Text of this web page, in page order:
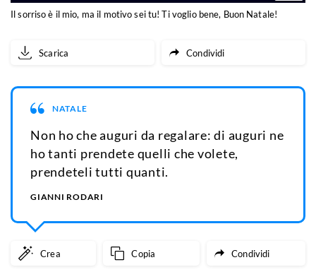
Il sorriso è il mio, ma il motivo sei tu! Ti voglio bene, Buon Natale!
Scarica Condividi
NATALE
Non ho che auguri da regalare: di auguri ne
ho tanti prendete quelli che volete,
prendeteli tutti quanti.
GIANNI RODARI
Crea Copia Condividi